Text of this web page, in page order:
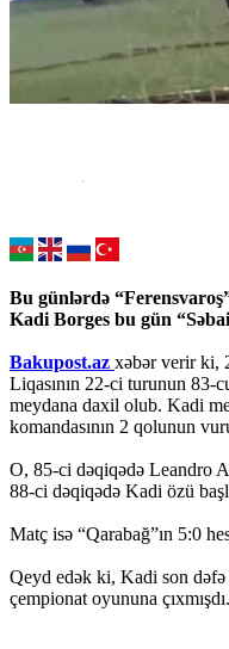
Bu günlərdə
Kadi Borges bu gün
Bakupost.az xəbər verir ki,
Liqasının 22-ci turunun 83-
meydana daxil olub. Kadi
komandasının 2 qolunun
O, 85-ci dəqiqədə Leandro
88-ci dəqiqədə Kadi özü
Matç isə “Qarabağ”ın 5:0
Qeyd edək ki, Kadi son dəfə
çempionat oyununa çıxmışdı.